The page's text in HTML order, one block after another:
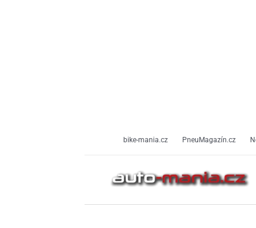
bike-mania.cz PneuMagazín.cz